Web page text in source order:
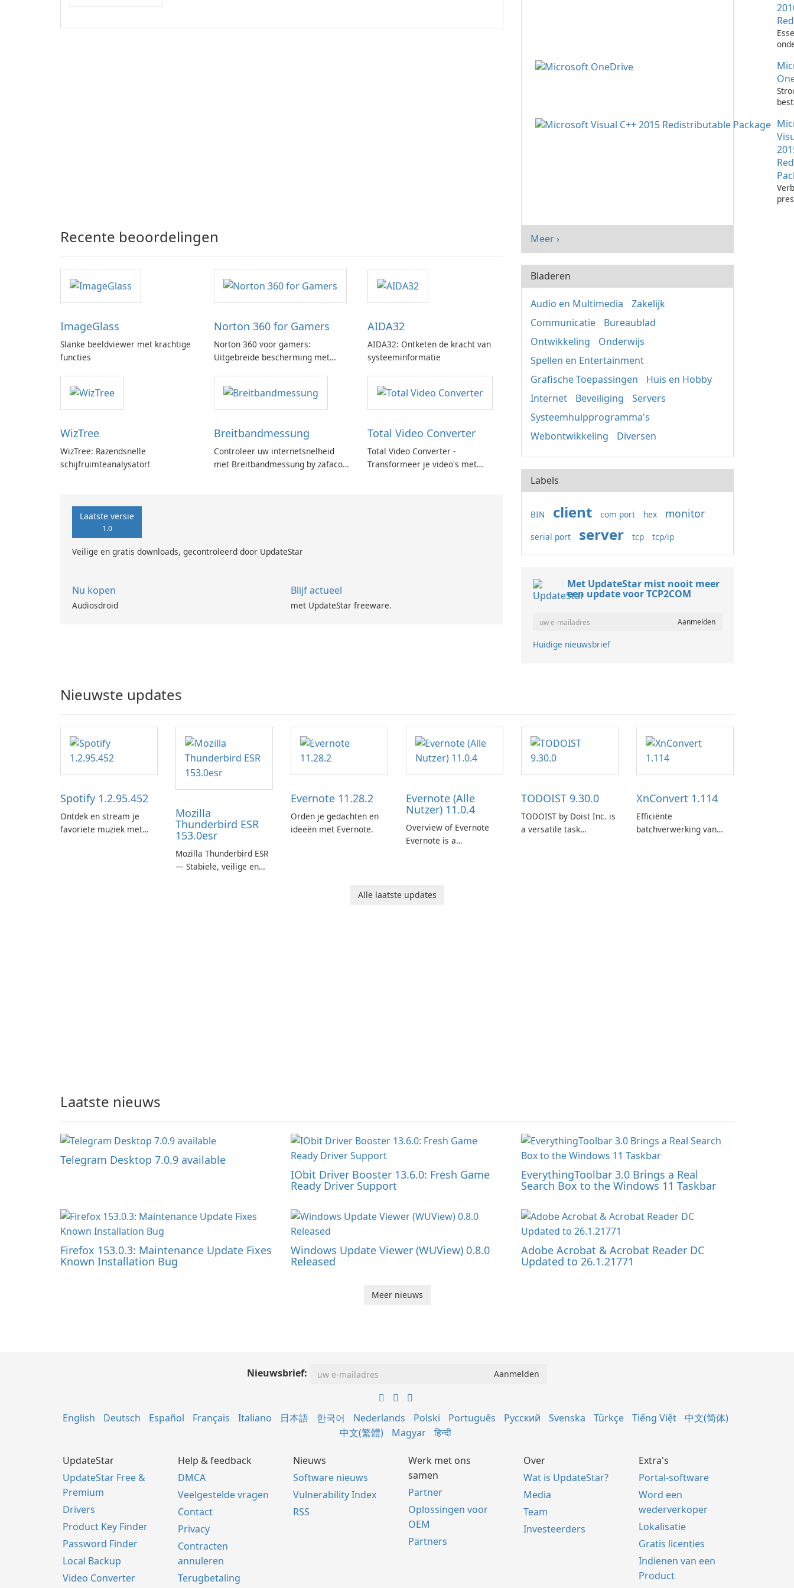
Recente beoordelingen
ImageGlass
Slanke beeldviewer met krachtige
functies
Norton 360 for Gamers
Norton 360 voor gamers:
Uitgebreide bescherming met
AIDA32
AIDA32: Ontketen de kracht van
systeeminformatie
WizTree
WizTree: Razendsnelle
schijfruimteanalysator!
Breitbandmessung
Controleer uw internetsnelheid
met Breitbandmessung by zafaco
Total Video Converter
Total Video Converter -
Transformeer je video's met
Laatste versie
1.0
Veilige en gratis downloads, gecontroleerd door UpdateStar
Nu kopen
Audiosdroid
Blijf actueel
met UpdateStar freeware.
Meer ›
Bladeren
Audio en Multimedia
Zakelijk
Communicatie
Bureaublad
Ontwikkeling
Onderwijs
Spellen en Entertainment
Grafische Toepassingen
Huis en Hobby
Internet
Beveiliging
Servers
Systeemhulpprogramma's
Webontwikkeling
Diversen
Labels
BIN client com port hex monitor
serial port server tcp tcp/ip
Met UpdateStar mist nooit meer
een update voor TCP2COM
Huidige nieuwsbrief
Nieuwste updates
Spotify 1.2.95.452
Ontdek en stream je
favoriete muziek met
Mozilla
Thunderbird ESR
153.0esr
Mozilla Thunderbird ESR
— Stabiele, veilige en
Evernote 11.28.2
Orden je gedachten en
ideeën met Evernote.
Evernote (Alle
Nutzer) 11.0.4
Overview of Evernote
Evernote is a
help users capture,
TODOIST 9.30.0
TODOIST by Doist Inc. is
a versatile task
XnConvert 1.114
Efficiënte
batchverwerking van
Alle laatste updates
Laatste nieuws
Telegram Desktop 7.0.9 available
IObit Driver Booster 13.6.0: Fresh Game
Ready Driver Support
EverythingToolbar 3.0 Brings a Real
Search Box to the Windows 11 Taskbar
Firefox 153.0.3: Maintenance Update Fixes
Known Installation Bug
Windows Update Viewer (WUView) 0.8.0
Released
Adobe Acrobat & Acrobat Reader DC
Updated to 26.1.21771
Meer nieuws
Nieuwsbrief:
English Deutsch Español Français Italiano 日本語 한국어 Nederlands Polski Português Русский Svenska Türkçe Tiếng Việt
中文(简体)
中文(繁體)
Magyar हिन्दी
UpdateStar
UpdateStar Free &
Premium
Drivers
Product Key Finder
Password Finder
Local Backup
Video Converter
Help & feedback
DMCA
Veelgestelde vragen
Contact
Privacy
Contracten
annuleren
Terugbetaling
Nieuws
Software nieuws
Vulnerability Index
RSS
Werk met ons
samen
Partner
Oplossingen voor
OEM
Partners
Over
Wat is UpdateStar?
Media
Team
Investeerders
Extra's
Portal-software
Word een
wederverkoper
Lokalisatie
Gratis licenties
Indienen van een
Product